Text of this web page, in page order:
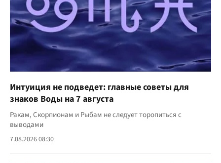
Интуиция не подведет: главные советы для
знаков Воды на 7 августа
Ракам, Скорпионам и Рыбам не следует торопиться с
выводами
7.08.2026 08:30